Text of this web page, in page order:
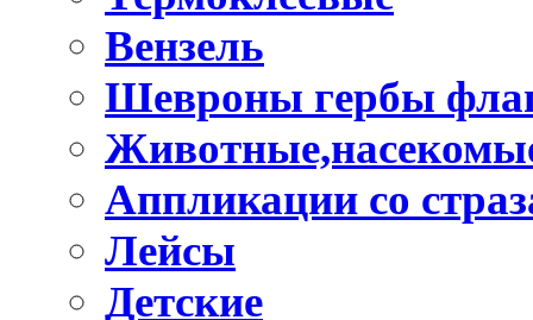
Вензель
Шевроны гербы
Аппликации со
Лейсы
Детские